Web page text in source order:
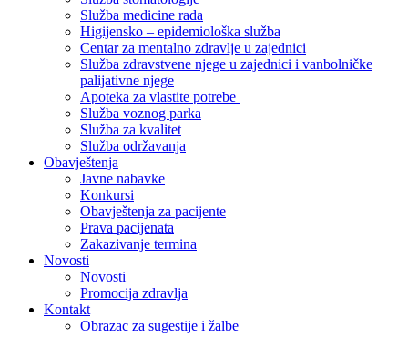
Služba medicine rada
Higijensko – epidemiološka služba
Centar za mentalno zdravlje u zajednici
Služba zdravstvene njege u zajednici i vanbolničke
palijativne njege
Apoteka za vlastite potrebe
Služba voznog parka
Služba za kvalitet
Služba održavanja
Obavještenja
Javne nabavke
Konkursi
Obavještenja za pacijente
Prava pacijenata
Zakazivanje termina
Novosti
Novosti
Promocija zdravlja
Kontakt
Obrazac za sugestije i žalbe